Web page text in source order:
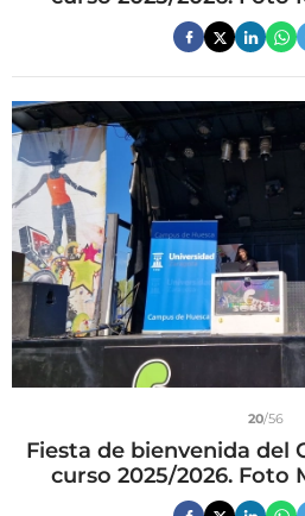
20/56
Fiesta de bienvenida del
curso 2025/2026. Foto